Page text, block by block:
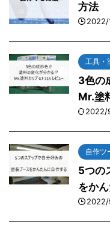
方法
工具・
3色の
Mr.塗
2022/
自作ツ
5つの
をか